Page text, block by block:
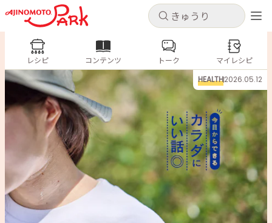
キャンセル
ログインするとレシピを保存できます
ログイン 新規登録
ホーム
コンテンツ
レシピ
キャンセル
レシピ コンテンツ
人気の食材・レシピ
きゅうり なす
とうもろこし
ピーマン
みょうが ゴーヤ
レシピ コンテンツ トーク マイレシピ
HEALTH2026.05.12